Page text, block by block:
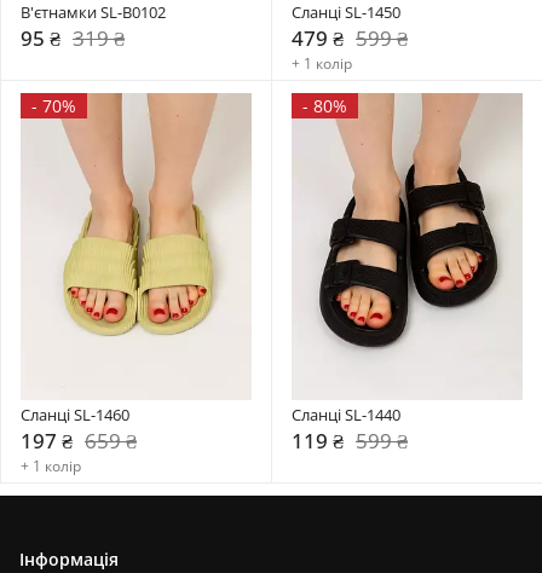
В'єтнамки SL-B0102
95 ₴ 319 ₴
Сланці SL-1450
479 ₴ 599 ₴
+ 1 колір
- 70%
Сланці SL-1460
197 ₴ 659 ₴
+ 1 колір
- 80%
Сланці SL-1440
119 ₴ 599 ₴
Інформація